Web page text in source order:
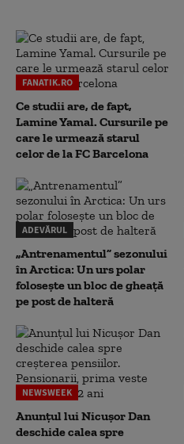
FANATIK.RO
Ce studii are, de fapt,
Lamine Yamal. Cursurile pe
care le urmează starul
celor de la FC Barcelona
ADEVĂRUL
„Antrenamentul” sezonului
în Arctica: Un urs polar
folosește un bloc de gheață
pe post de halteră
NEWSWEEK
Anunțul lui Nicușor Dan
deschide calea spre